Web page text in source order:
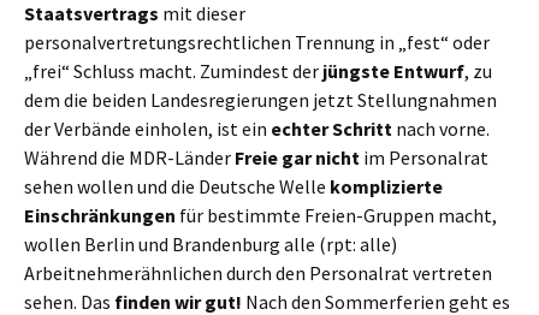
Staatsvertrags mit dieser
personalvertretungsrechtlichen Trennung in „fest“ oder
„frei“ Schluss macht. Zumindest der jüngste Entwurf, zu
dem die beiden Landesregierungen jetzt Stellungnahmen
der Verbände einholen, ist ein echter Schritt nach vorne.
Während die MDR-Länder Freie gar nicht im Personalrat
sehen wollen und die Deutsche Welle komplizierte
Einschränkungen für bestimmte Freien-Gruppen macht,
wollen Berlin und Brandenburg alle (rpt: alle)
Arbeitnehmerähnlichen durch den Personalrat vertreten
sehen. Das finden wir gut! Nach den Sommerferien geht es